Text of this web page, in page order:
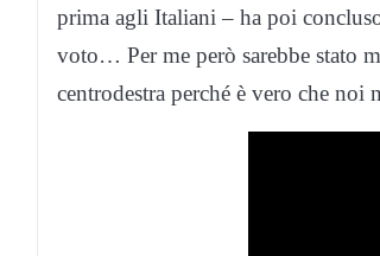
prima agli Italiani – ha poi
voto… Per me però sarebbe stato
centrodestra perché è vero che